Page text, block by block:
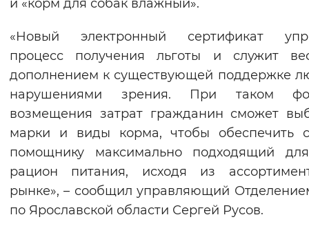
и «корм для собак влажный».
«Новый электронный сертификат
процесс получения льготы и служит
дополнением к существующей поддержке
нарушениями зрения. При таком
возмещения затрат гражданин сможет
марки и виды корма, чтобы обеспечить
помощнику максимально подходящий
рацион питания, исходя из
рынке», – сообщил управляющий
по Ярославской области Сергей Русов.